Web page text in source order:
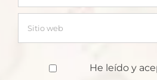
He leído y